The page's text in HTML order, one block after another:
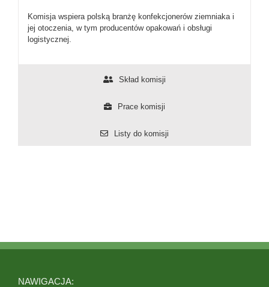
Komisja wspiera polską branżę konfekcjonerów ziemniaka i
jej otoczenia, w tym producentów opakowań i obsługi
logistycznej.
Skład komisji
Prace komisji
Listy do komisji
NAWIGACJA: